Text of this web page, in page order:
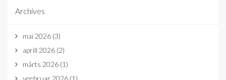
Archives
mai 2026 (3)
aprill 2026 (2)
märts 2026 (1)
veebruar 2026 (1)